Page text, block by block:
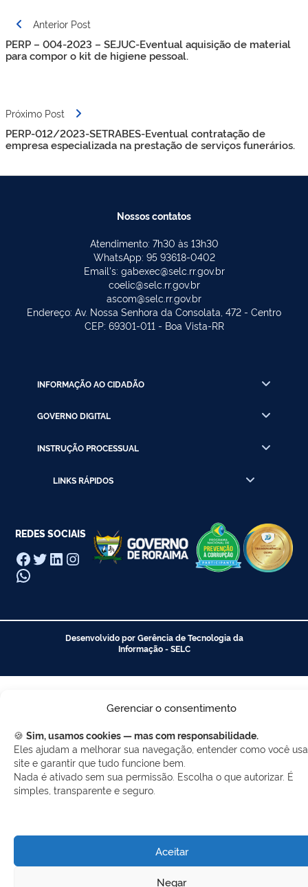
Gerenciar o consentimento
🍪 Sim, usamos cookies — mas com responsabilidade.
Eles ajudam a melhorar sua navegação, entender como você
site e garantir que tudo funcione bem.
Nada é ativado sem sua permissão. Escolha o que autorizar. É
simples, transparente e seguro.
Aceitar
Negar
Navegação
de
Post
Anterior Post
PERP – 004-2023 – SEJUC-Eventual aquisição de material
para compor o kit de higiene pessoal.
Próximo Post
PERP-012/2023-SETRABES-Eventual contratação de
empresa especializada na prestação de serviços funerários.
Nossos contatos
Atendimento: 7h30 às 13h30
WhatsApp: 95 93618-0402
Email's: gabexec@selc.rr.gov.br
coelic@selc.rr.gov.br
ascom@selc.rr.gov.br
Endereço: Av. Nossa Senhora da Consolata, 472 - Centro
CEP: 69301-011 - Boa Vista-RR
INFORMAÇÃO AO CIDADÃO
GOVERNO DIGITAL
INSTRUÇÃO PROCESSUAL
LINKS RÁPIDOS
REDES SOCIAIS
Facebook
Twitter
LinkedIn
Instagram
WhatsApp
Desenvolvido por Gerência de Tecnologia da
Informação - SELC